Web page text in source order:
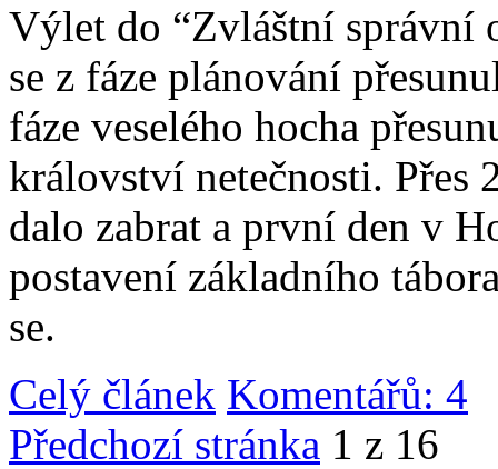
Výlet do “Zvláštní správní
se z fáze plánování
fáze veselého hocha
království netečnosti. Přes
dalo zabrat a první den v
postavení základního
se.
Celý článek Komentářů: 4
Předchozí stránka 1 z 16